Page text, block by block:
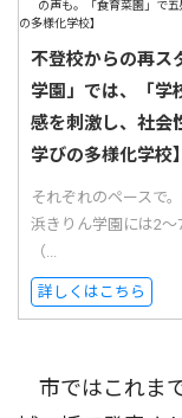
不登校からの再ス
学園」では、「学
感を刺激し、社会
学びの多様化学校】
それぞれのペースで
浜きりん学園には2
（...
詳しくはこちら
市ではこれま